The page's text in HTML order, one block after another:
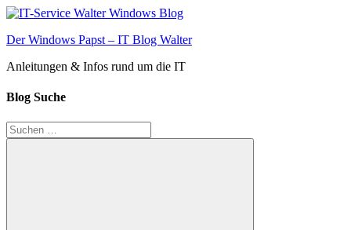
Zum
springen
Der Windows Papst – IT Blog Walter
Anleitungen & Infos rund um die IT
Blog Suche
Suchen
nach: